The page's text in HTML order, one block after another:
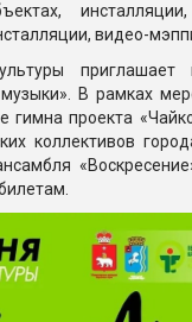
видео-
приглашает
В рамках
гимна проекта
коллективов